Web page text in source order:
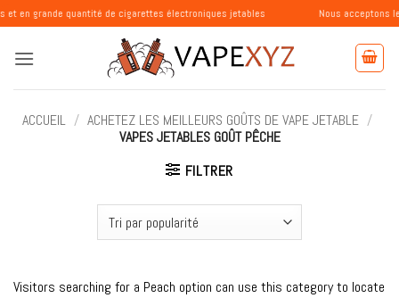
Passer
au
contenu
quantité de cigarettes électroniques jetables Nous acceptons les
ACCUEIL / ACHETEZ LES MEILLEURS GOÛTS DE VAPE JETABLE /
VAPES JETABLES GOÛT PÊCHE
FILTRER
Visitors searching for a Peach option can use this category to locate